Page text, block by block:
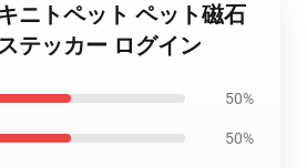
ニトペット ペット磁石
テッカー ログイン
50%
50%